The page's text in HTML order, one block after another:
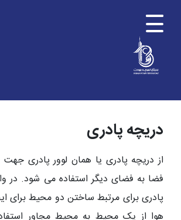
دریچه پادری
از دریچه پادری یا همان لوور پادری جهت
فضا به فضای دیگر استفاده می شود. در
پادری برای مرتبط ساختن دو محیط برای
هوا از یک محیط به محیط مجاور